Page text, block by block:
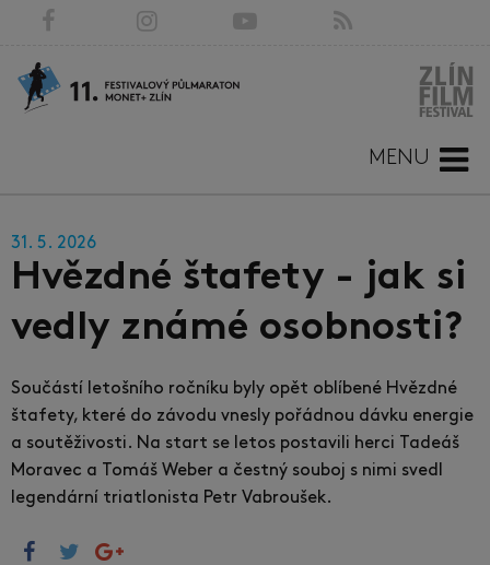
MENU
31. 5. 2026
Hvězdné štafety - jak si
vedly známé osobnosti?
Součástí letošního ročníku byly opět oblíbené Hvězdné
štafety, které do závodu vnesly pořádnou dávku energie
a soutěživosti. Na start se letos postavili herci Tadeáš
Moravec a Tomáš Weber a čestný souboj s nimi svedl
legendární triatlonista Petr Vabroušek.